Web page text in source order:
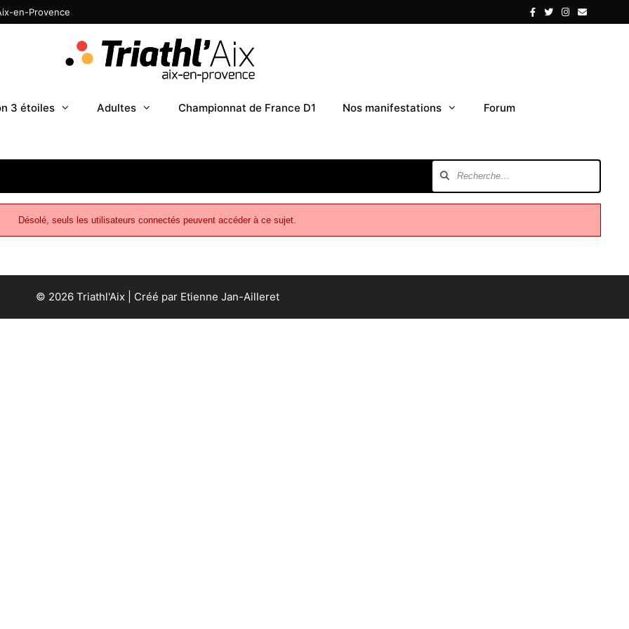
en-Provence
3 étoiles Adultes Championnat de France D1 Nos manifestations Forum
Désolé, seuls les utilisateurs connectés peuvent accéder à ce sujet.
© 2026 Triathl'Aix | Créé par Etienne Jan-Ailleret